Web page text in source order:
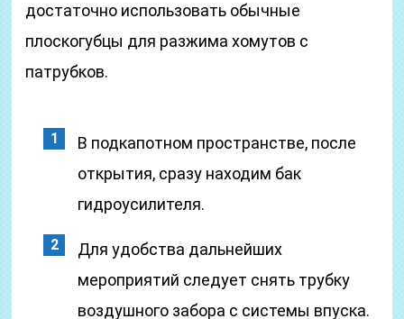
достаточно использовать обычные
плоскогубцы для разжима хомутов с
патрубков.
В подкапотном пространстве, после
открытия, сразу находим бак
гидроусилителя.
Для удобства дальнейших
мероприятий следует снять трубку
воздушного забора с системы впуска.